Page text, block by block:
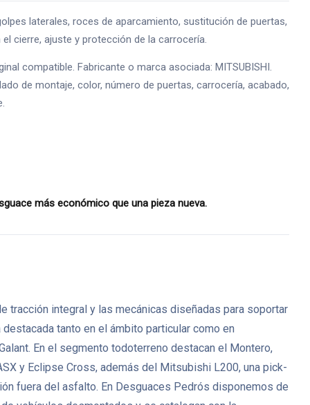
laterales, roces de aparcamiento, sustitución de puertas,
cierre, ajuste y protección de la carrocería.
compatible. Fabricante o marca asociada: MITSUBISHI.
de montaje, color, número de puertas, carrocería, acabado,
más económico que una pieza nueva.
tracción integral y las mecánicas diseñadas para soportar
tanto en el ámbito particular como en
En el segmento todoterreno destacan el Montero,
y Eclipse Cross, además del Mitsubishi L200, una pick-
fuera del asfalto. En Desguaces Pedrós disponemos de